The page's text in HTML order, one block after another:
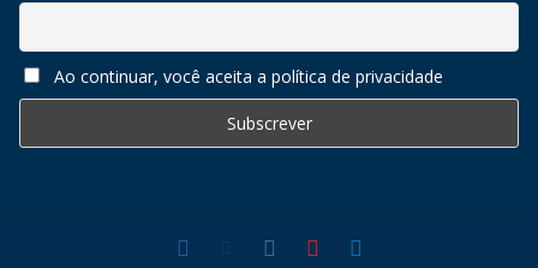
Ao continuar, você aceita a política de privacidade